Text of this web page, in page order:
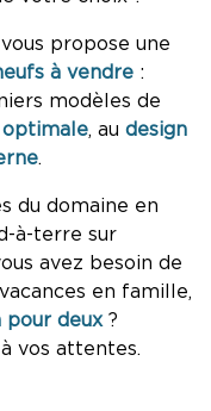
propose une
à vendre :
modèles de
, au design
.
du domaine en
à-terre sur
avez besoin de
en famille,
pour deux ?
vos attentes.